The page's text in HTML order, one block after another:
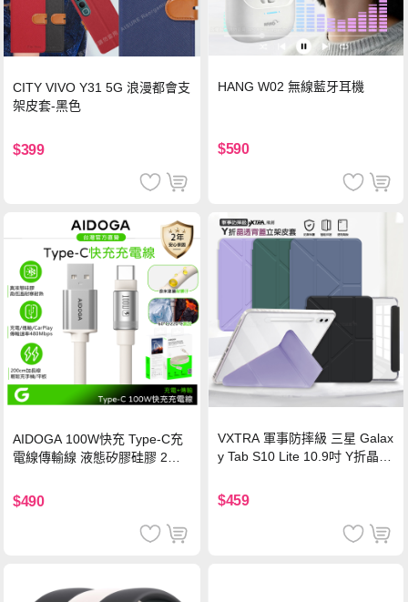
CITY VIVO Y31 5G 浪漫都會支
架皮套-黑色
$399
HANG W02 無線藍牙耳機
$590
AIDOGA 100W快充 Type-C充
電線傳輸線 液態矽膠硅膠 2M
$490
VXTRA 軍事防摔級 三星 Galax
y Tab S10 Lite 10.9吋 Y折晶透
$459